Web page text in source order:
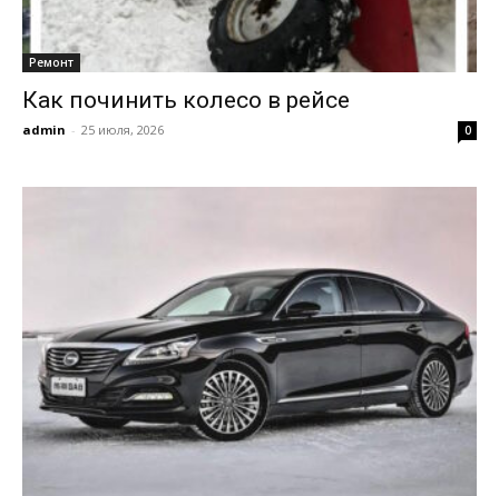
Ремонт
Как починить колесо в рейсе
admin - 25 июля, 2026 0